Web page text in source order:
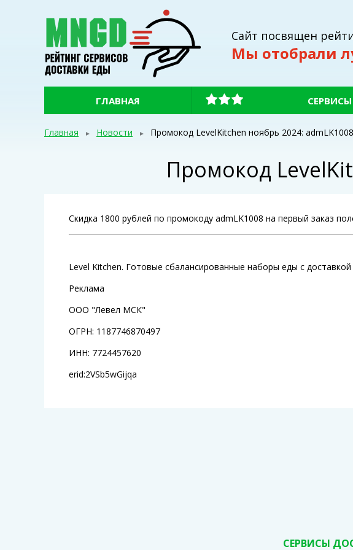
Сайт посвящен
Мы отобрали
ГЛАВНАЯ
Главная Новости Промокод LevelKitchen ноябрь 2024: admLK1008
Промокод
Скидка 1800 рублей по промокоду admLK1008 на первый заказ
Level Kitchen. Готовые сбалансированные наборы еды с
Реклама
ООО "Левел МСК"
ОГРН: 1187746870497
ИНН: 7724457620
erid:2VSb5wGijqa
СЕРВИСЫ